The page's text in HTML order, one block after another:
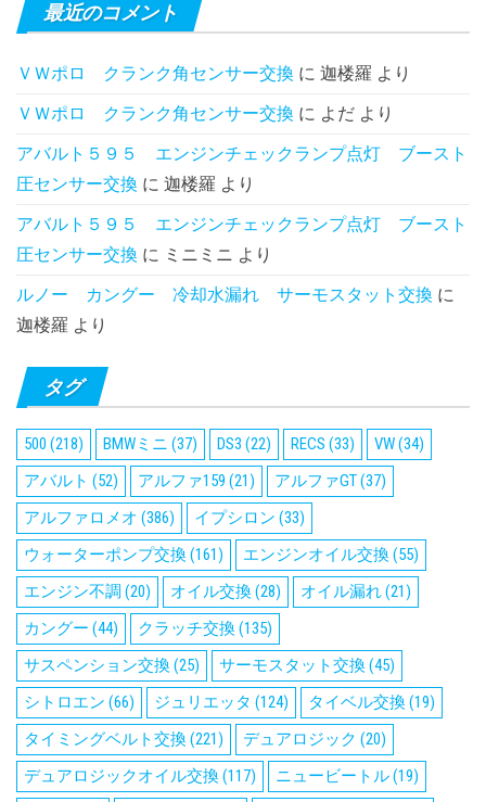
最近のコメント
ＶＷポロ クランク角センサー交換 に 迦楼羅 より
ＶＷポロ クランク角センサー交換 に よだ より
アバルト５９５ エンジンチェックランプ点灯 ブースト
圧センサー交換 に 迦楼羅 より
アバルト５９５ エンジンチェックランプ点灯 ブースト
圧センサー交換 に ミニミニ より
ルノー カングー 冷却水漏れ サーモスタット交換 に
迦楼羅 より
タグ
500 (218) BMWミニ (37) DS3 (22) RECS (33) VW(34)
アバルト (52) アルファ159 (21) アルファGT(37)
アルファロメオ (386) イプシロン (33)
ウォーターポンプ交換(161) エンジンオイル交換(55)
エンジン不調 (20) オイル交換(28) オイル漏れ(21)
カングー (44) クラッチ交換(135)
サスペンション交換(25) サーモスタット交換(45)
シトロエン (66) ジュリエッタ (124) タイベル交換(19)
タイミングベルト交換(221) デュアロジック (20)
デュアロジックオイル交換(117) ニュービートル(19)